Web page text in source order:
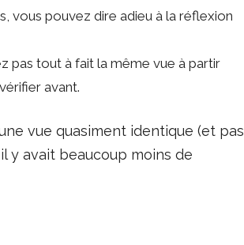
vous pouvez dire adieu à la réflexion
pas tout à fait la même vue à partir
avant.
vue quasiment identique (et pas
y avait beaucoup moins de